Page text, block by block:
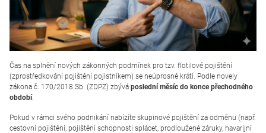
Čas na splnění nových zákonných podmínek pro tzv. flotilové pojištění
(zprostředkování pojištění pojistníkem) se neúprosně krátí. Podle novely
zákona č. 170/2018 Sb. (ZDPZ) zbývá poslední měsíc do konce přechodného
období.
Pokud v rámci svého podnikání nabízíte skupinové pojištění za odměnu (např.
cestovní pojištění, pojištění schopnosti splácet, prodloužené záruky, havarijní